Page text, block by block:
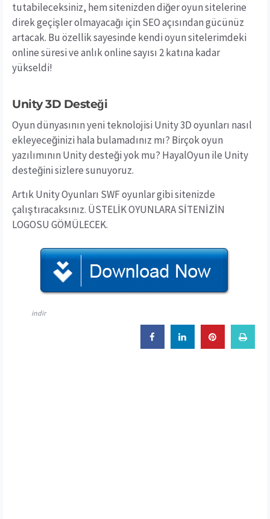
tutabileceksiniz, hem sitenizden diğer oyun sitelerine
direk geçişler olmayacağı için SEO açısından gücünüz
artacak. Bu özellik sayesinde kendi oyun sitelerimdeki
online süresi ve anlık online sayısı 2 katına kadar
yükseldi!
Unity 3D Desteği
Oyun dünyasının yeni teknolojisi Unity 3D oyunları nasıl
ekleyeceğinizi hala bulamadınız mı? Birçok oyun
yazılımının Unity desteği yok mu? HayalOyun ile Unity
desteğini sizlere sunuyoruz.
Artık Unity Oyunları SWF oyunlar gibi sitenizde
çalıştıracaksınız. ÜSTELİK OYUNLARA SİTENİZİN
LOGOSU GÖMÜLECEK.
indir